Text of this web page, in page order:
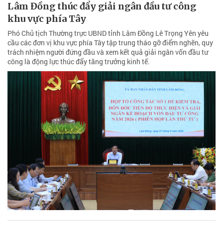
Lâm Đồng thúc đẩy giải ngân đầu tư công
khu vực phía Tây
Phó Chủ tịch Thường trực UBND tỉnh Lâm Đồng Lê Trọng Yên yêu
cầu các đơn vị khu vực phía Tây tập trung tháo gỡ điểm nghẽn, quy
trách nhiệm người đứng đầu và xem kết quả giải ngân vốn đầu tư
công là động lực thúc đẩy tăng trưởng kinh tế.